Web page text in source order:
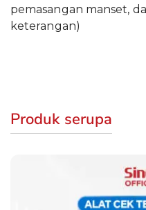
pemasangan manset,
keterangan)
Produk serupa